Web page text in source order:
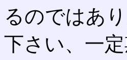
るのではあ
下さい、一